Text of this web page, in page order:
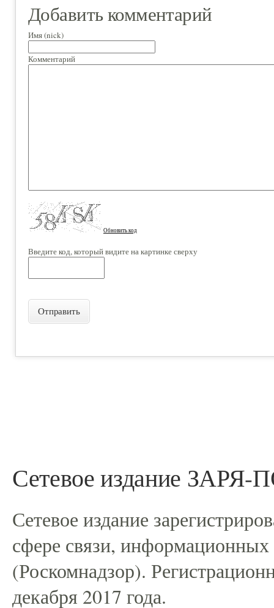
Добавить комментарий
Имя (nick)
Комментарий
Обновить код
Введите код, который видите на картинке сверху
Отправить
Сетевое издание
Сетевое издание
сфере связи,
(Роскомнадзор).
декабря 2017 года.